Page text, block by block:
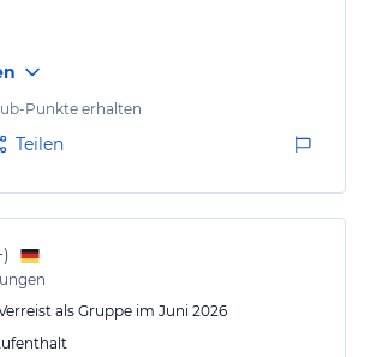
ohne Prüfung durch HolidayCheck. Bitte
Punkte erhalten
Teilen
)
als Gruppe im Juni 2026